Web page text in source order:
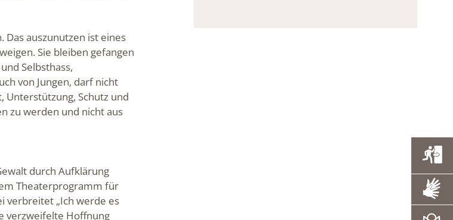
Das auszunutzen ist eines
Sie bleiben gefangen
Selbsthass,
von Jungen, darf nicht
Unterstützung, Schutz und
zu werden und nicht aus
durch Aufklärung
Theaterprogramm für
verbreitet „Ich werde es
verzweifelte Hoffnung